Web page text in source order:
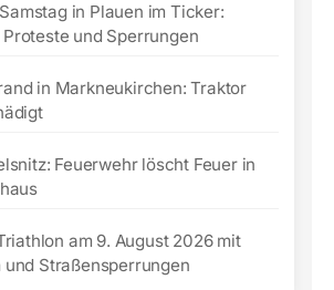
in Plauen im Ticker:
Proteste und Sperrungen
in Markneukirchen: Traktor
Feuerwehr löscht Feuer in
am 9. August 2026 mit
Straßensperrungen